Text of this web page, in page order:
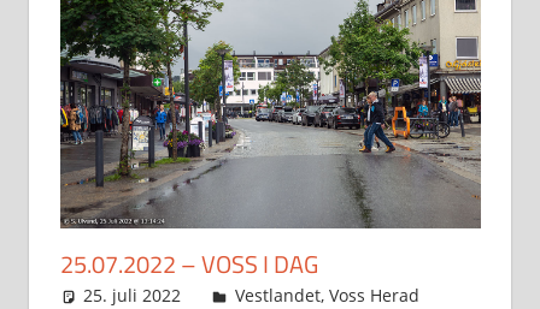
25.07.2022 – VOSS I DAG
25. juli 2022 Svein
Vestlandet, Voss Herad